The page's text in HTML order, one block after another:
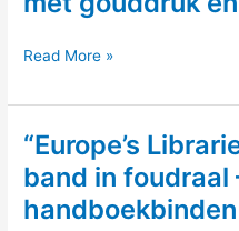
“Het
van
Gouda”
examenwerkstuk
handboekbinden
“Gezel”
Read More »
“Europe’s
band in foudraal
handboekbinden